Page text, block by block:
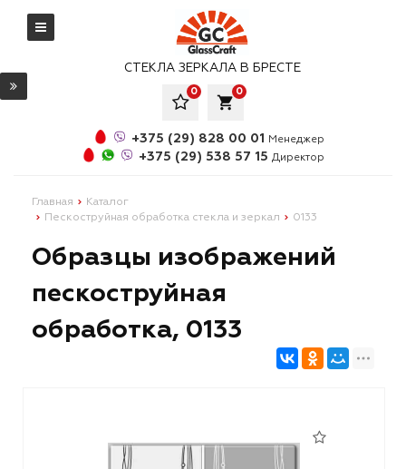
СТЕКЛА ЗЕРКАЛА В БРЕСТЕ
local_grocery_store
0
0
+375 (29) 828 00 01 Менеджер
+375 (29) 538 57 15 Директор
Главная
Каталог
Пескоструйная обработка стекла и зеркал
0133
Образцы изображений
пескоструйная
обработка, 0133